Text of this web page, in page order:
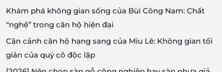
Khám phá không gian sống của Bùi Công Nam: Chất
“nghệ” trong căn hộ hiện đại
Cận cảnh căn hộ hạng sang của Miu Lê: Không gian tối
giản của quý cô độc lập